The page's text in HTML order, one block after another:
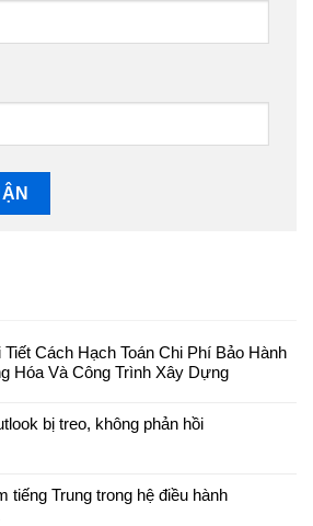
Cách Hạch Toán Chi Phí Bảo Hành
Hóa Và Công Trình Xây Dựng
bị treo, không phản hồi
tiếng Trung trong hệ điều hành